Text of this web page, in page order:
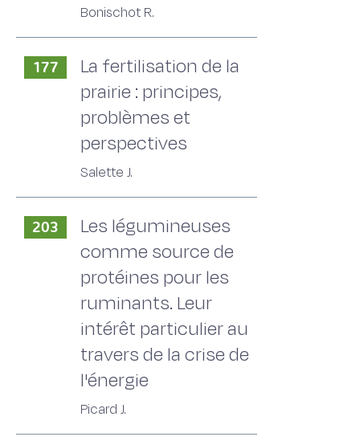
Bonischot R.
177
La fertilisation de la
prairie : principes,
problèmes et
perspectives
Salette J.
203
Les légumineuses
comme source de
protéines pour les
ruminants. Leur
intérêt particulier au
travers de la crise de
l'énergie
Picard J.